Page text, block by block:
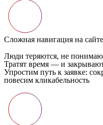
Сложная навигация на сайте
Люди теряются, не
Тратят время — и
Упростим путь к заявке:
повесим кликабельность